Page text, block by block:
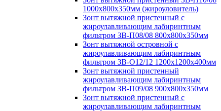
1000х800х350мм (жироуловитель)
Зонт вытяжной пристенный с
жироулавливающим лабиринтным
фильтром ЗВ-П08/08 800х800х350мм
Зонт вытяжной островной с
жироулавливающим лабиринтным
фильтром ЗВ-О12/12 1200х1200х400мм
Зонт вытяжной пристенный
жироулавливающим лабиринтным
фильтром ЗВ-П09/08 900х800х350мм
Зонт вытяжной пристенный с
жироулавливающим лабиринтным